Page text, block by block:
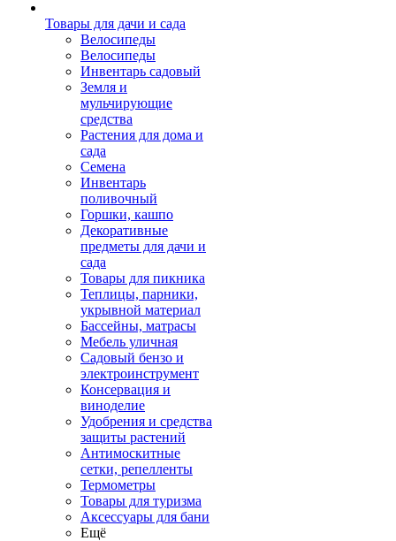
Товары для дачи и сада
Велосипеды
Велосипеды
Инвентарь садовый
Земля и
мульчирующие
средства
Растения для дома и
сада
Семена
Инвентарь
поливочный
Горшки, кашпо
Декоративные
предметы для дачи и
сада
Товары для пикника
Теплицы, парники,
укрывной материал
Бассейны, матрасы
Мебель уличная
Садовый бензо и
электроинструмент
Консервация и
виноделие
Удобрения и средства
защиты растений
Антимоскитные
сетки, репелленты
Термометры
Товары для туризма
Аксессуары для бани
Ещё